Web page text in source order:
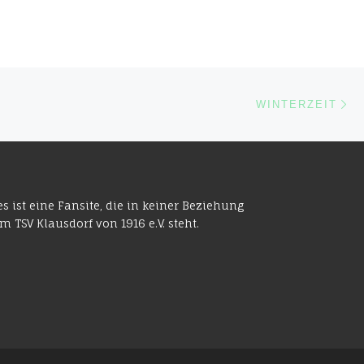
WINTERZEIT
ist eine Fansite, die in keiner Beziehung
TSV Klausdorf von 1916 e.V. steht.